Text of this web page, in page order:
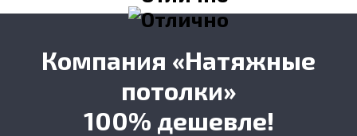
Компания «Натяжные
потолки»
100% дешевле!